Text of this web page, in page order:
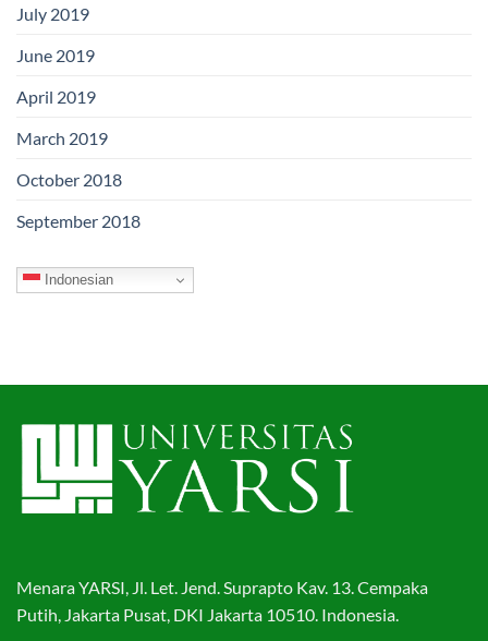
July 2019
June 2019
April 2019
March 2019
October 2018
September 2018
Indonesian
Menara YARSI, Jl. Let. Jend. Suprapto Kav. 13. Cempaka
Putih, Jakarta Pusat, DKI Jakarta 10510. Indonesia.